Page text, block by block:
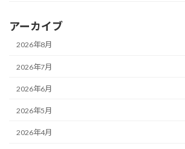
アーカイブ
2026年8月
2026年7月
2026年6月
2026年5月
2026年4月